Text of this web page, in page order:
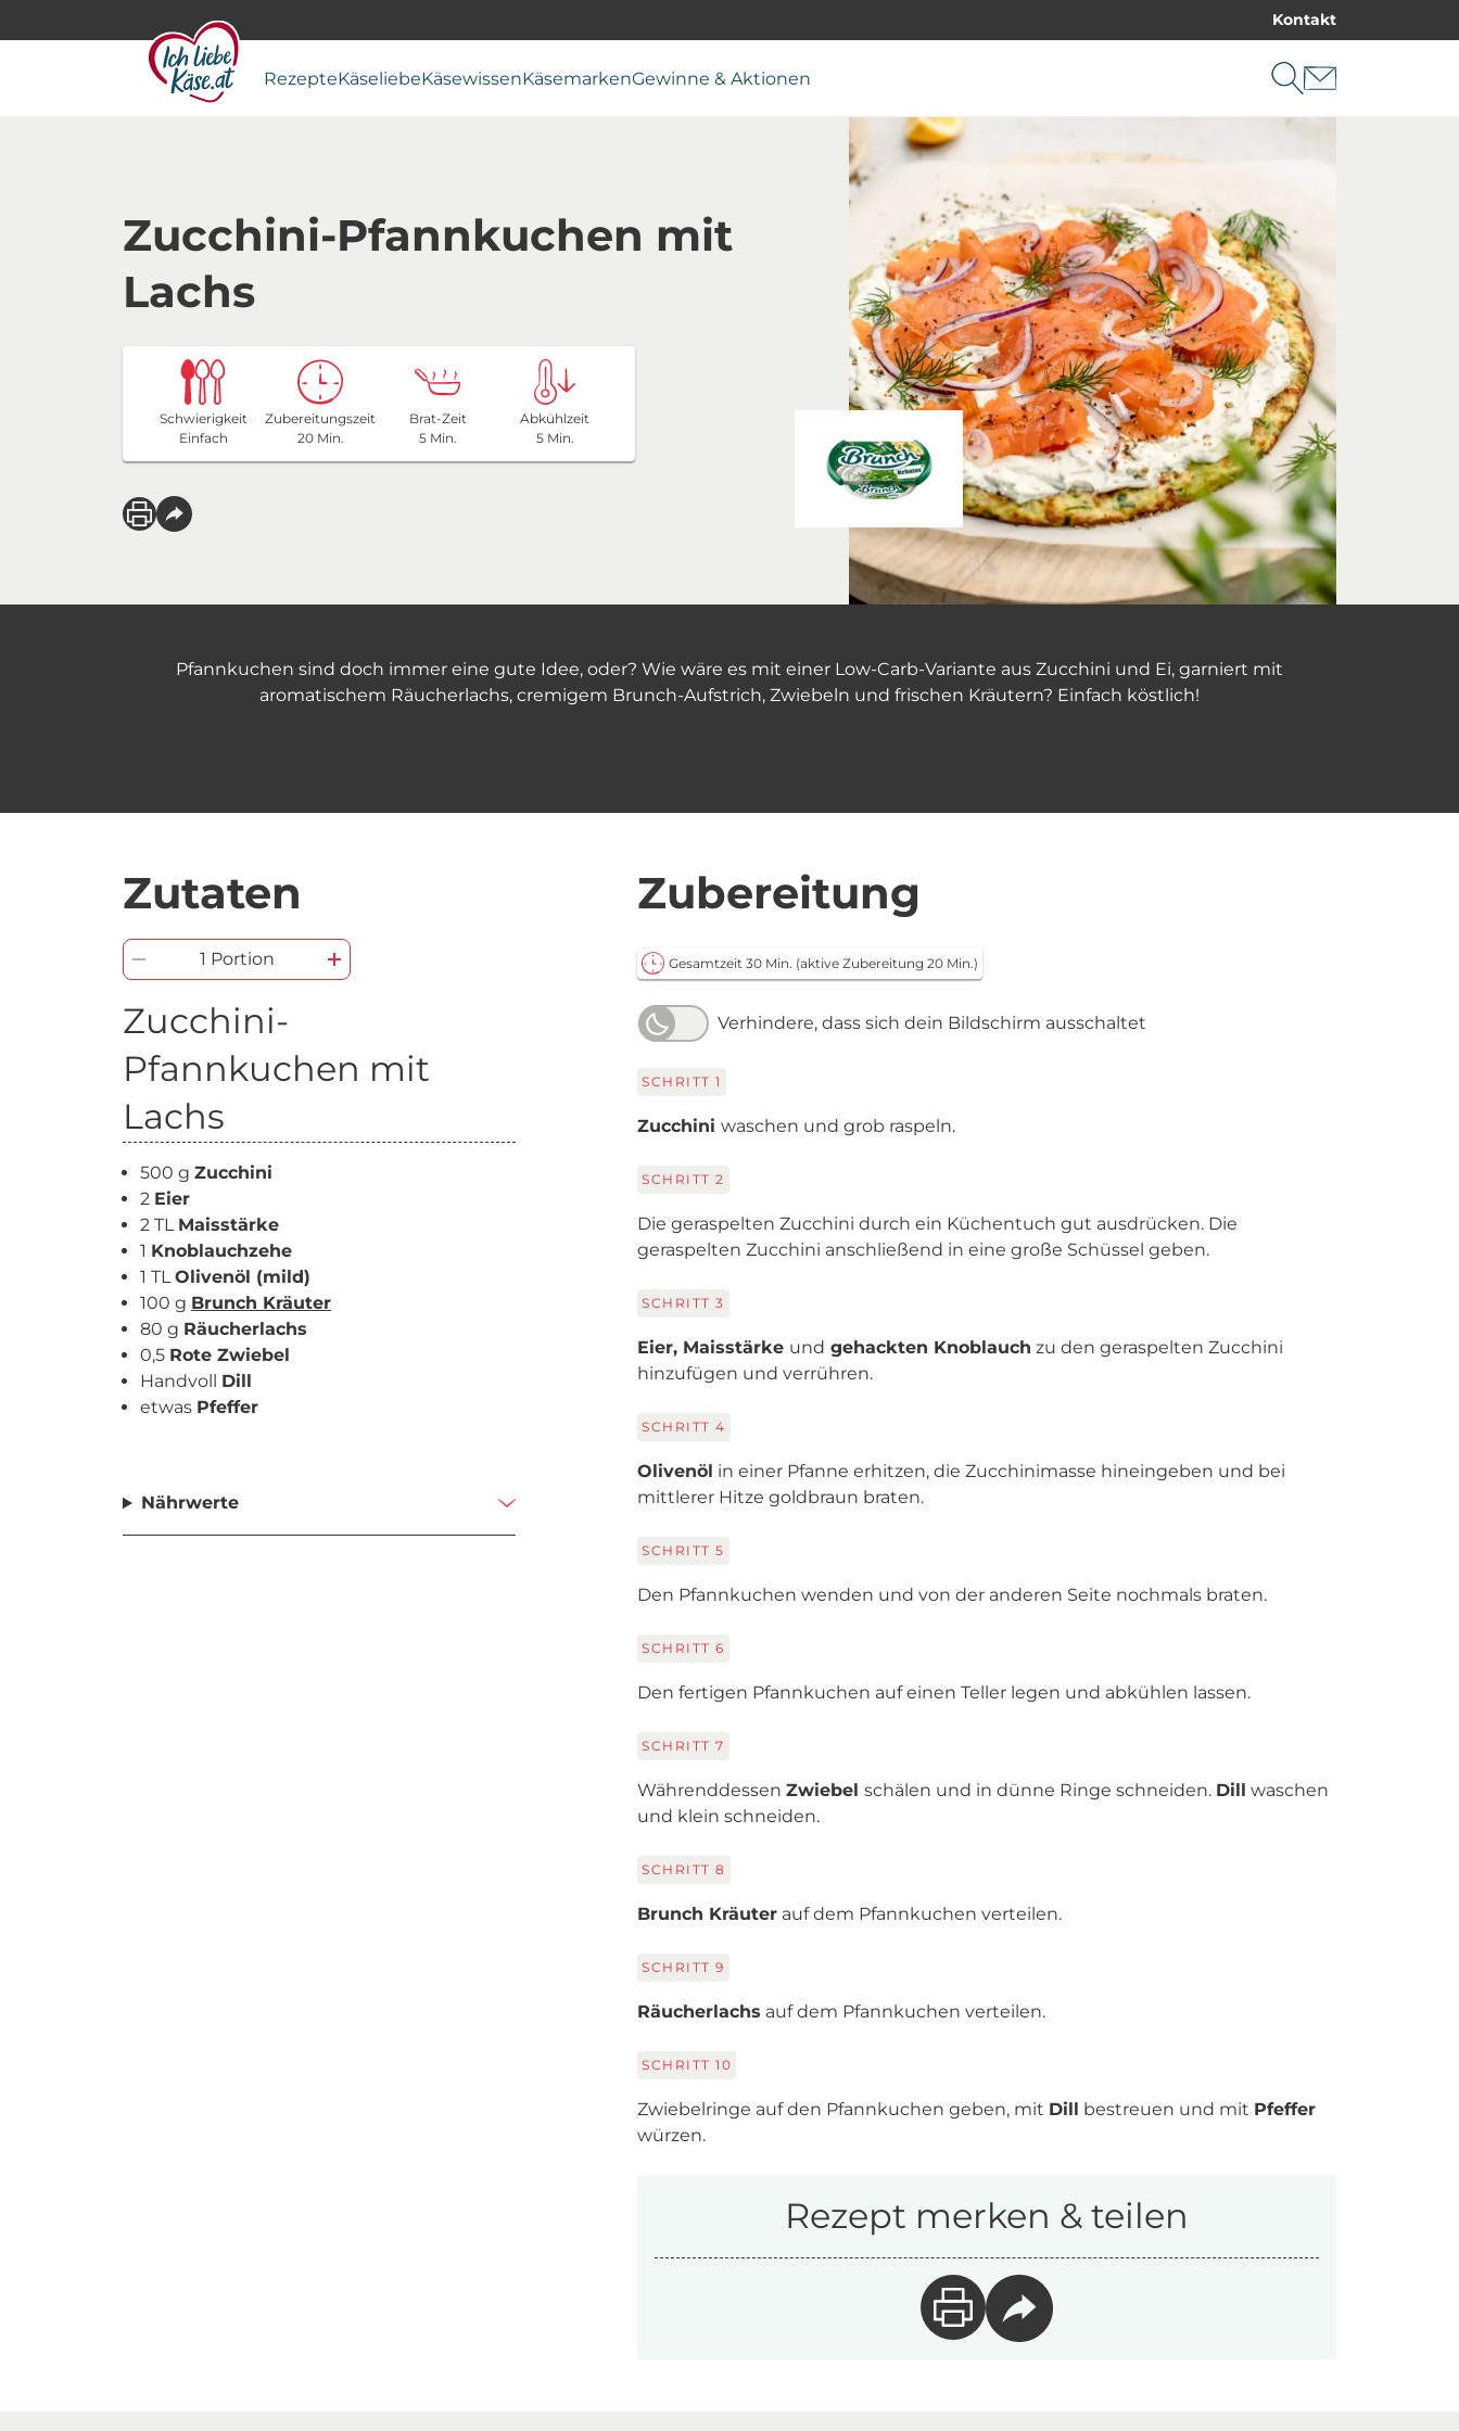
Kontakt
RezepteKäseliebeKäsewissenKäsemarkenGewinne & Aktionen
Zucchini-Pfannkuchen mit
Lachs
Schwierigkeit
Einfach
Zubereitungszeit
20 Min.
Brat-Zeit
5 Min.
Abkühlzeit
5 Min.
Pfannkuchen sind doch immer eine gute Idee, oder? Wie wäre es mit einer Low-Carb-Variante aus Zucchini und Ei, garniert mit
aromatischem Räucherlachs, cremigem Brunch-Aufstrich, Zwiebeln und frischen Kräutern? Einfach köstlich!
Zutaten
1 Portion
Zucchini-
Pfannkuchen mit
Lachs
500 g Zucchini
2 Eier
2 TL Maisstärke
1 Knoblauchzehe
1 TLOlivenöl (mild)
100 g Brunch Kräuter
80 g Räucherlachs
0,5 Rote Zwiebel
Handvoll Dill
etwas Pfeffer
Nährwerte
Zubereitung
Gesamtzeit 30 Min. (aktive Zubereitung 20 Min.)
Verhindere, dass sich dein Bildschirm ausschaltet
SCHRITT 1
Zucchini waschen und grob raspeln.
SCHRITT 2
Die geraspelten Zucchini durch ein Küchentuch gut ausdrücken. Die
geraspelten Zucchini anschließend in eine große Schüssel geben.
SCHRITT 3
Eier, Maisstärke und gehackten Knoblauch zu den geraspelten Zucchini
hinzufügen und verrühren.
SCHRITT 4
Olivenöl in einer Pfanne erhitzen, die Zucchinimasse hineingeben und bei
mittlerer Hitze goldbraun braten.
SCHRITT 5
Den Pfannkuchen wenden und von der anderen Seite nochmals braten.
SCHRITT 6
Den fertigen Pfannkuchen auf einen Teller legen und abkühlen lassen.
SCHRITT 7
Währenddessen Zwiebel schälen und in dünne Ringe schneiden. Dill waschen
und klein schneiden.
SCHRITT 8
Brunch Kräuter auf dem Pfannkuchen verteilen.
SCHRITT 9
Räucherlachs auf dem Pfannkuchen verteilen.
SCHRITT 10
Zwiebelringe auf den Pfannkuchen geben, mit Dill bestreuen und mit Pfeffer
würzen.
Rezept merken & teilen